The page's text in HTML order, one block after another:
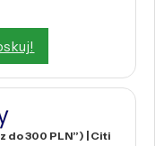
do 300 PLN”) | Citi